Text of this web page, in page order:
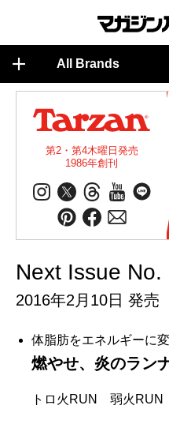
All Brands
第2・第4木曜日発売
1986年創刊
Next Issue No.
2016年2月10日 発売
体脂肪をエネルギーに変
燃やせ、炎のラン
トロ火RUN 弱火